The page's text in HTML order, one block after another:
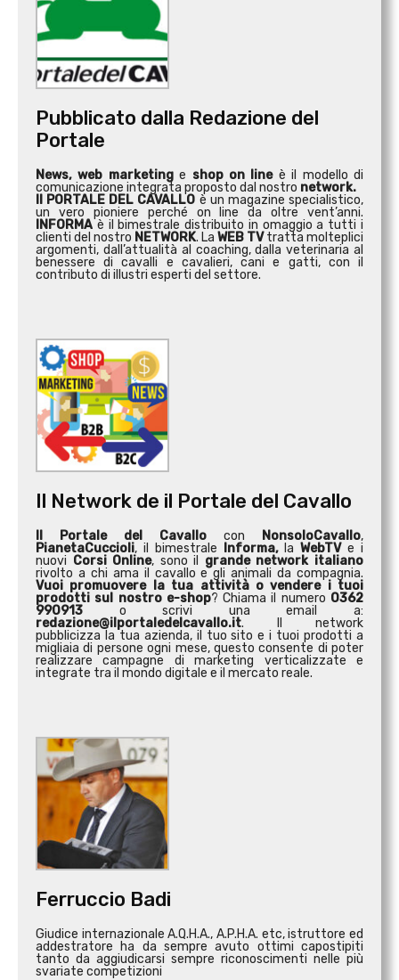
Pubblicato dalla Redazione del
Portale
News, web marketinge shop on line è il modello di
comunicazione integrata proposto dal nostro network.
Il PORTALE DEL CAVALLO è un magazine specialistico,
un vero pioniere perché on line da oltre vent’anni.
INFORMA è il bimestrale distribuito in omaggio a tutti i
clienti del nostro NETWORK. La WEB TVtratta molteplici
argomenti, dall’attualità al coaching, dalla veterinaria al
benessere di cavalli e cavalieri, cani e gatti, con il
contributo di illustri esperti del settore.
Il Network de il Portale del Cavallo
Il Portale del Cavallo con NonsoloCavallo,
PianetaCuccioli, il bimestrale Informa,laWebTVe i
nuovi Corsi Online, sono il grande network italiano
rivolto a chi ama il cavallo e gli animali da compagnia.
Vuoi promuovere la tua attività ovendere i tuoi
prodotti sul nostro e-shop? Chiama il numero 0362
990913 o scrivi una email a:
redazione@ilportaledelcavallo.it. Il network
pubblicizza la tua azienda, il tuo sito e i tuoi prodotti a
migliaia di persone ogni mese, questo consente di poter
realizzare campagne di marketing verticalizzate e
integrate tra il mondo digitale e il mercato reale.
Ferruccio Badi
Giudice internazionale A.Q.H.A., A.P.H.A. etc, istruttore ed
addestratore ha da sempre avuto ottimi capostipiti
tanto da aggiudicarsi sempre riconoscimenti nelle più
svariate competizioni